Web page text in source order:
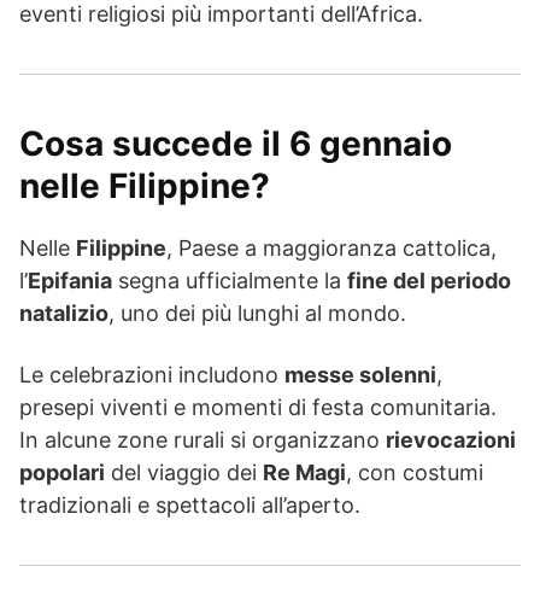
eventi religiosi più importanti dell’Africa.
Cosa succede il 6 gennaio
nelle Filippine?
Nelle Filippine, Paese a maggioranza cattolica,
l’Epifania segna ufficialmente la fine del periodo
natalizio, uno dei più lunghi al mondo.
Le celebrazioni includono messe solenni,
presepi viventi e momenti di festa comunitaria.
In alcune zone rurali si organizzano rievocazioni
popolari del viaggio dei Re Magi, con costumi
tradizionali e spettacoli all’aperto.